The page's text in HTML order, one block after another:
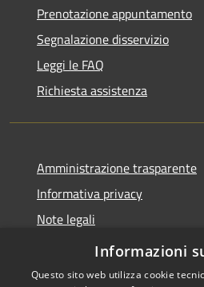
Prenotazione appuntamento
Segnalazione disservizio
Leggi le FAQ
Richiesta assistenza
Amministrazione trasparente
Informativa privacy
Note legali
Dichiarazione di accessibilità
Informazioni
Questo sito web utilizza cookie